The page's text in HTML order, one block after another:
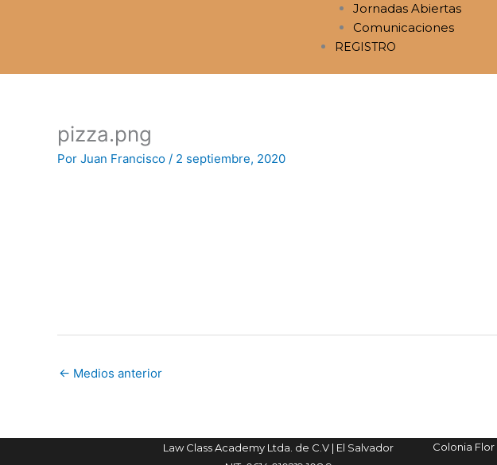
Jornadas Abiertas
Comunicaciones
REGISTRO
pizza.png
Por Juan Francisco / 2 septiembre, 2020
← Medios anterior
Law Class Academy Ltda. de C.V | El Salvador
Colonia